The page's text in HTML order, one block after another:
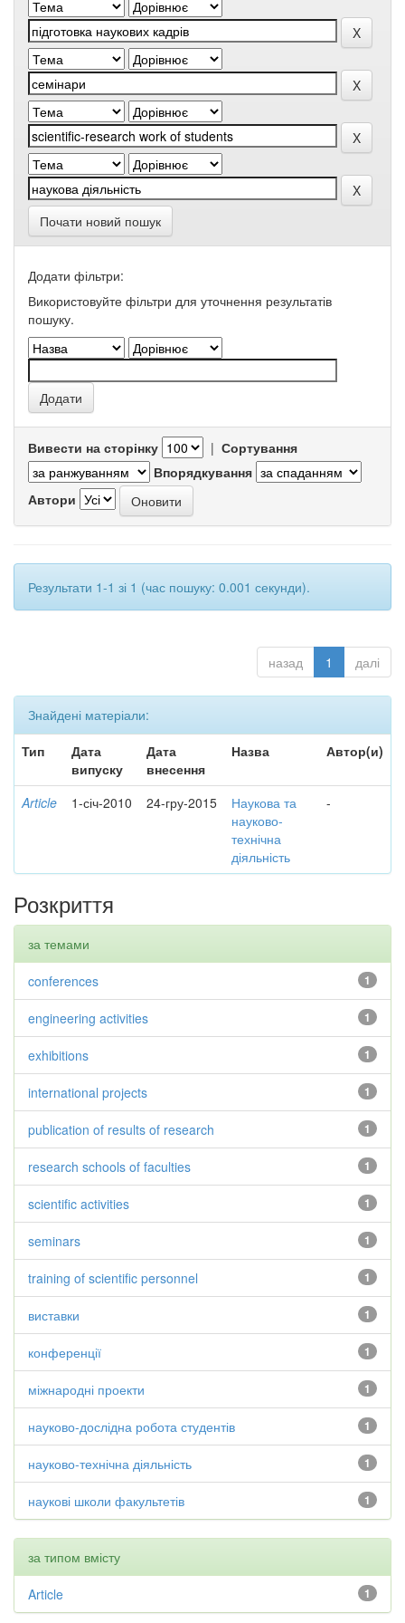
Почати новий пошук
Додати фільтри:
Використовуйте фільтри для уточнення результатів
пошуку.
Вивести на сторінку | Сортування
Впорядкування
Автори
Результати 1-1 зі 1 (час пошуку: 0.001 секунди).
назад 1 далі
Знайдені матеріали:
Тип
Дата
випуску
Дата
внесення
Назва Автор(и)
Article 1-січ-2010 24-гру-2015
Наукова та
науково-
технічна
діяльність
-
Розкриття
за темами
1
conferences
1
engineering activities
1
exhibitions
1
international projects
1
publication of results of research
1
research schools of faculties
1
scientific activities
1
seminars
1
training of scientific personnel
1
виставки
1
конференції
1
міжнародні проекти
1
науково-дослідна робота студентів
1
науково-технічна діяльність
1
наукові школи факультетів
за типом вмісту
1
Article